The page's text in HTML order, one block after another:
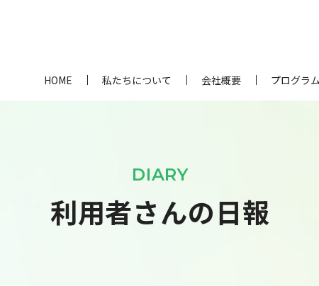
HOME 私たちについて 会社概要 プログラ
DIARY
利用者さんの日報